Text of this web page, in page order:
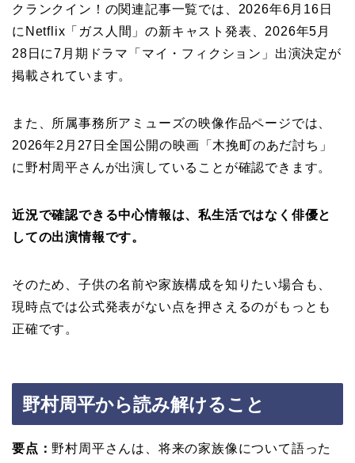
クランクイン！の関連記事一覧では、2026年6月16日
にNetflix「ガス人間」の新キャスト発表、2026年5月
28日に7月期ドラマ「マイ・フィクション」出演決定が
掲載されています。
また、所属事務所アミューズの映像作品ページでは、
2026年2月27日全国公開の映画「木挽町のあだ討ち」
に野村周平さんが出演していることが確認できます。
近況で確認できる中心情報は、私生活ではなく俳優と
しての出演情報です。
そのため、子供の名前や家族構成を知りたい場合も、
現時点では公式発表がない点を押さえるのがもっとも
正確です。
野村周平から読み解けること
要点：野村周平さんは、将来の家族像について語った